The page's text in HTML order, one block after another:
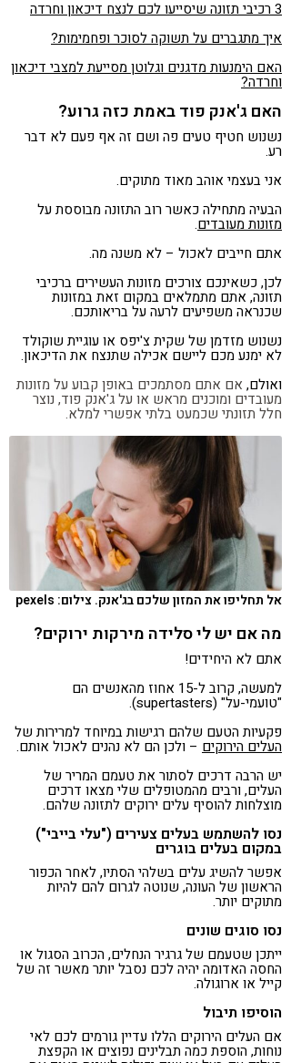
3 רכיבי תזונה שיסייעו לכם לנצח דיכאון וחרדה
איך מתגברים על תשוקה לסוכר ופחמימות?
האם הימנעות מדגנים וגלוטן מסייעת למצבי דיכאון
וחרדה?
האם ג'אנק פוד באמת כזה גרוע?
נשנוש חטיף טעים פה ושם זה אף פעם לא דבר
רע.
אני בעצמי אוהב מאוד מתוקים.
הבעיה מתחילה כאשר רוב התזונה מבוססת על
מזונות מעובדים.
אתם חייבים לאכול – לא משנה מה.
לכן, כשאינכם צורכים מזונות העשירים ברכיבי
תזונה, אתם מתמלאים במקום זאת במזונות
שכנראה משפיעים לרעה על בריאותכם.
נשנוש מזדמן של שקית צ'יפס או עוגיית שוקולד
לא ימנע מכם ליישם אכילה שתנצח את הדיכאון.
ואולם, אם אתם מסתמכים באופן קבוע על מזונות
מעובדים ומוכנים מראש או על ג'אנק פוד, נוצר
חלל תזונתי שכמעט בלתי אפשרי למלא.
אל תחליפו את המזון שלכם בג'אנק. צילום: pexels
מה אם יש לי סלידה מירקות ירוקים?
אתם לא היחידים!
למעשה, קרוב ל-15 אחוז מהאנשים הם
"טועמי-על" (supertasters).
פקעיות הטעם שלהם רגישות במיוחד למרירות של
העלים הירוקים – ולכן הם לא נהנים לאכול אותם.
יש הרבה דרכים לסתור את טעמם המריר של
העלים, ורבים מהמטופלים שלי מצאו דרכים
מוצלחות להוסיף עלים ירוקים לתזונה שלהם.
נסו להשתמש בעלים צעירים ("עלי בייבי")
במקום בעלים בוגרים
אפשר להשיג עלים בשלהי הסתיו, לאחר הכפור
הראשון של העונה, שנוטה לגרום להם להיות
מתוקים יותר.
נסו סוגים שונים
ייתכן שטעמם של גרגיר הנחלים, הכרוב הסגול או
החסה האדומה יהיה לכם נסבל יותר מאשר זה של
קייל או ארוגולה.
הוסיפו תיבול
אם העלים הירוקים הללו עדיין גורמים לכם לאי
נוחות, הוספת כמה תבלינים נפוצים או הקפצת